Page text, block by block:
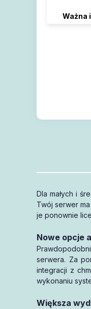
Ważna
Dla małych i
Twój serwer
je ponownie
Nowe opcje
serwera. Za
integracji z
wykonaniu
Większa